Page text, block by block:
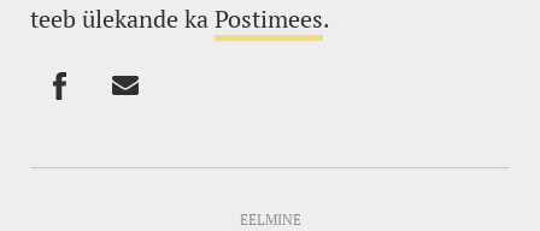
teeb ülekande kaPostimees.
EELMINE